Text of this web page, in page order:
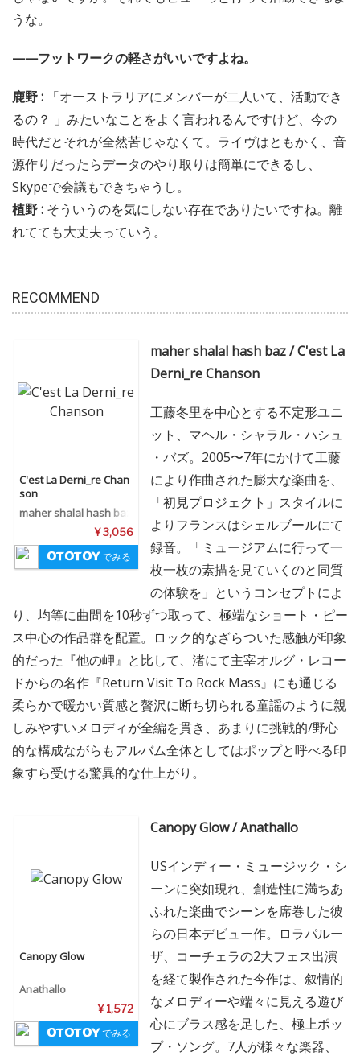
うな。
——フットワークの軽さがいいですよね。
鹿野 : 「オーストラリアにメンバーが二人いて、活動でき
るの？ 」みたいなことをよく言われるんですけど、今の
時代だとそれが全然苦じゃなくて。ライヴはともかく、音
源作りだったらデータのやり取りは簡単にできるし、
Skypeで会議もできちゃうし。
植野 : そういうのを気にしない存在でありたいですね。離
れてても大丈夫っていう。
RECOMMEND
C'est La Derni_re Chan
son
maher shalal hash baz
¥ 3,056
でみる
maher shalal hash baz / C'est La
Derni_re Chanson
工藤冬里を中心とする不定形ユニ
ット、マヘル・シャラル・ハシュ
・バズ。2005〜7年にかけて工藤
により作曲された膨大な楽曲を、
「初見プロジェクト」スタイルに
よりフランスはシェルブールにて
録音。「ミュージアムに行って一
枚一枚の素描を見ていくのと同質
の体験を」というコンセプトによ
り、均等に曲間を10秒ずつ取って、極端なショート・ピー
ス中心の作品群を配置。ロック的なざらついた感触が印象
的だった『他の岬』と比して、渚にて主宰オルグ・レコー
ドからの名作『Return Visit To Rock Mass』にも通じる
柔らかで暖かい質感と贅沢に断ち切られる童謡のように親
しみやすいメロディが全編を貫き、あまりに挑戦的/野心
的な構成ながらもアルバム全体としてはポップと呼べる印
象すら受ける驚異的な仕上がり。
Canopy Glow
Anathallo
¥ 1,572
でみる
Canopy Glow / Anathallo
USインディー・ミュージック・シ
ーンに突如現れ、創造性に満ちあ
ふれた楽曲でシーンを席巻した彼
らの日本デビュー作。ロラパルー
ザ、コーチェラの2大フェス出演
を経て製作された今作は、叙情的
なメロディーや端々に見える遊び
心にブラス感を足した、極上ポッ
プ・ソング。7人が様々な楽器、